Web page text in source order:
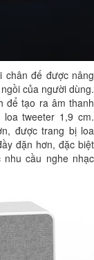
chân đế được nâng
của người dùng.
để tạo ra âm thanh
tweeter 1,9 cm.
được trang bị loa
đặn hơn, đặc biệt
cầu nghe nhạc